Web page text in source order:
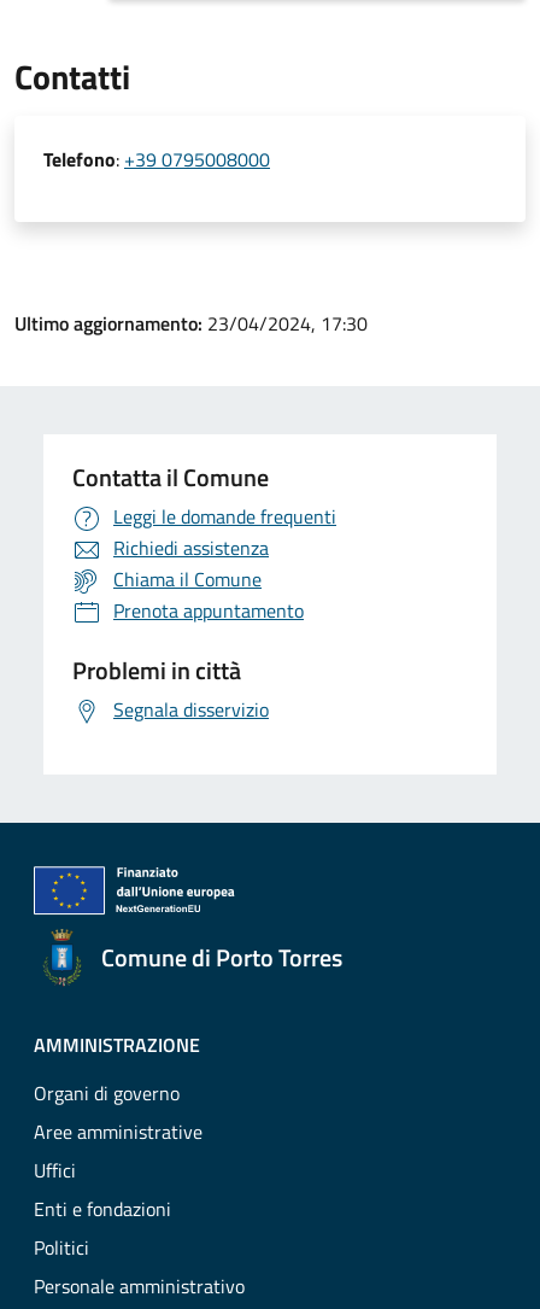
Contatti
Telefono: +39 0795008000
Ultimo aggiornamento: 23/04/2024, 17:30
Contatta il Comune
Leggi le domande frequenti
Richiedi assistenza
Chiama il Comune
Prenota appuntamento
Problemi in città
Segnala disservizio
Comune di Porto Torres
AMMINISTRAZIONE
Organi di governo
Aree amministrative
Uffici
Enti e fondazioni
Politici
Personale amministrativo